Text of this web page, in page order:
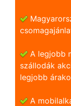
A legjobb
szállodák
legjobb
A